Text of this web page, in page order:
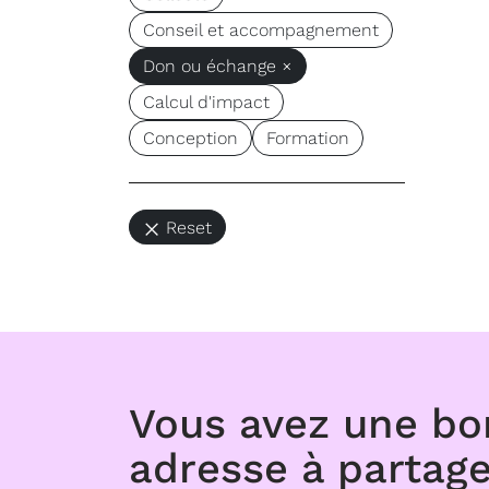
Conseil et accompagnement
Don ou échange ×
Calcul d'impact
Conception
Formation
Reset
Vous avez une
adresse à